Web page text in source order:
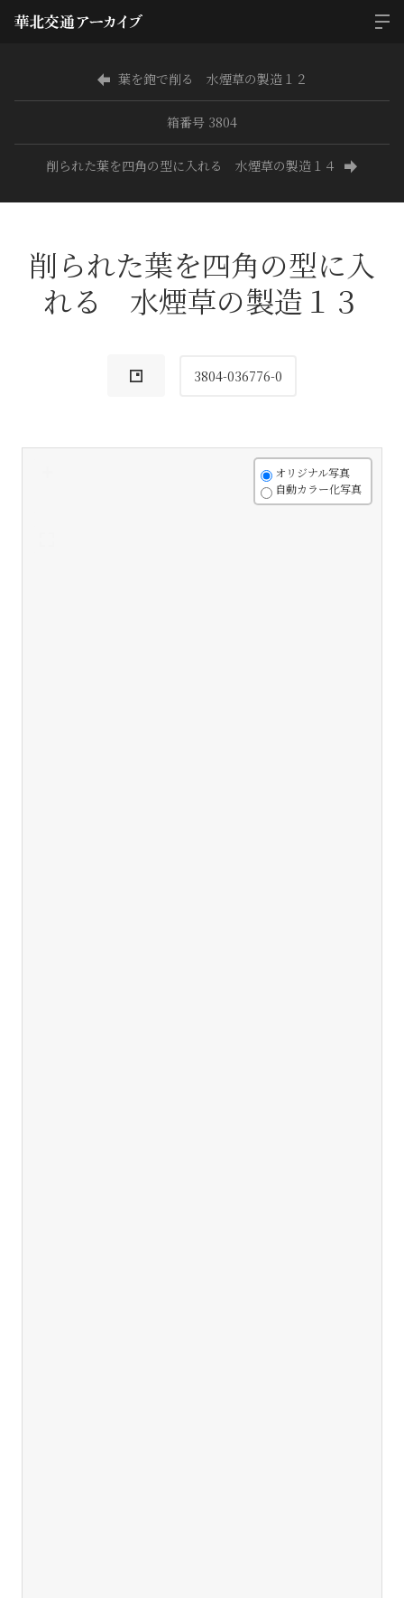
葉を鉋で削る 水煙草の製造１２
箱番号 3804
削られた葉を四角の型に入れる 水煙草の製造１４
削られた葉を四角の型に入
れる 水煙草の製造１３
3804-036776-0
オリジナル写真
自動カラー化写真